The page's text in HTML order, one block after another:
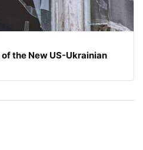
of the New US-Ukrainian